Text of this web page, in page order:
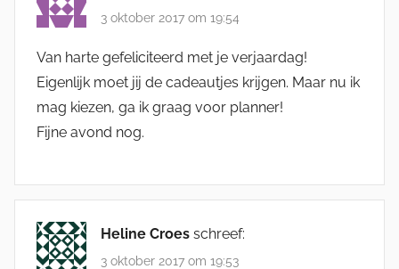
3 oktober 2017 om 19:54
Van harte gefeliciteerd met je verjaardag!
Eigenlijk moet jij de cadeautjes krijgen. Maar nu ik
mag kiezen, ga ik graag voor planner!
Fijne avond nog.
Heline Croes schreef:
3 oktober 2017 om 19:53